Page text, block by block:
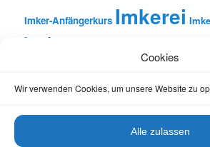
Cookies
Wir verwenden Cookies, um unsere Website zu
Alle zulassen
Imker-Anfängerkurs Imkerei
Insekten
Natur Oberfranken
Vortrag Wachs